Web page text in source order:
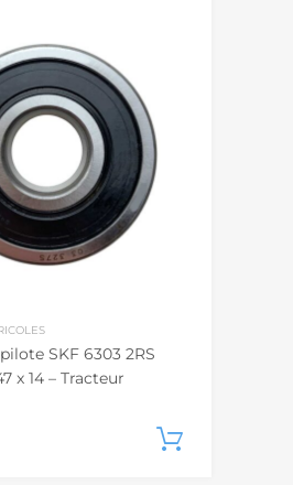
SKF 6303 2RS
x 14 – Tracteur